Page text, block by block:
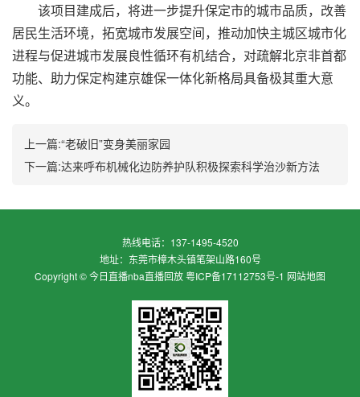
该项目建成后，将进一步提升保定市的城市品质，改善
居民生活环境，拓宽城市发展空间，推动加快主城区城市化
进程与促进城市发展良性循环有机结合，对疏解北京非首都
功能、助力保定构建京雄保一体化新格局具备极其重大意
义。
上一篇:“老破旧”变身美丽家园
下一篇:达来呼布机械化边防养护队积极探索科学治沙新方法
热线电话： 137-1495-4520
地址： 东莞市樟木头镇笔架山路160号
Copyright ©今日直播nba直播回放粤ICP备17112753号-1 网站地图